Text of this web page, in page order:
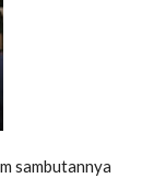
sambutannya